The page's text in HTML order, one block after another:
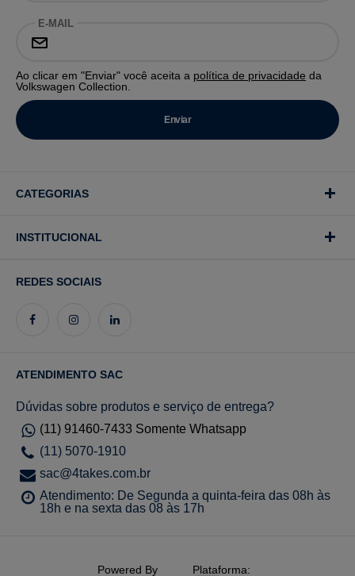
E-MAIL
Ao clicar em "Enviar" você aceita a política de privacidade da
Volkswagen Collection.
CATEGORIAS
INSTITUCIONAL
REDES SOCIAIS
ATENDIMENTO SAC
Dúvidas sobre produtos e serviço de entrega?
(11) 91460-7433 Somente Whatsapp
(11) 5070-1910
sac@4takes.com.br
Atendimento: De Segunda a quinta-feira das 08h às
18h e na sexta das 08 às 17h
Powered By Plataforma: